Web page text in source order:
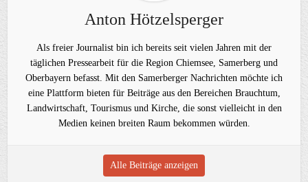
Anton Hötzelsperger
Als freier Journalist bin ich bereits seit vielen Jahren mit der
täglichen Pressearbeit für die Region Chiemsee, Samerberg und
Oberbayern befasst. Mit den Samerberger Nachrichten möchte ich
eine Plattform bieten für Beiträge aus den Bereichen Brauchtum,
Landwirtschaft, Tourismus und Kirche, die sonst vielleicht in den
Medien keinen breiten Raum bekommen würden.
Alle Beiträge anzeigen